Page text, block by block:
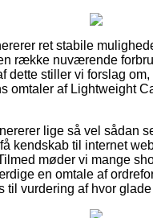
ret stabile
række nuværende
dette stiller vi forslag
omtaler af Lightweight
lige så vel sådan
kendskab til internet
møder vi mange
en omtale af
til vurdering af hvor